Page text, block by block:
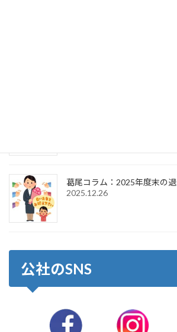
葛尾コラム：2025年度末の
2025.12.26
公社のSNS